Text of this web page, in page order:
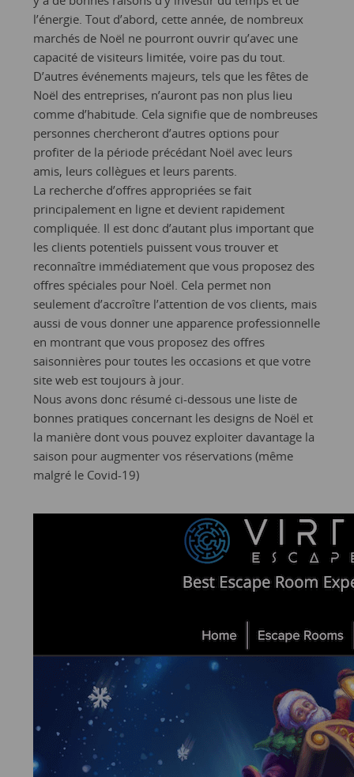
l’énergie. Tout d’abord, cette année, de nombreux
marchés de Noël ne pourront ouvrir qu’avec une
capacité de visiteurs limitée, voire pas du tout.
D’autres événements majeurs, tels que les fêtes de
Noël des entreprises, n’auront pas non plus lieu
comme d’habitude. Cela signifie que de nombreuses
personnes chercheront d’autres options pour
profiter de la période précédant Noël avec leurs
amis, leurs collègues et leurs parents.
La recherche d’offres appropriées se fait
principalement en ligne et devient rapidement
compliquée. Il est donc d’autant plus important que
les clients potentiels puissent vous trouver et
reconnaître immédiatement que vous proposez des
offres spéciales pour Noël. Cela permet non
seulement d’accroître l’attention de vos clients, mais
aussi de vous donner une apparence professionnelle
en montrant que vous proposez des offres
saisonnières pour toutes les occasions et que votre
site web est toujours à jour.
Nous avons donc résumé ci-dessous une liste de
bonnes pratiques concernant les designs de Noël et
la manière dont vous pouvez exploiter davantage la
saison pour augmenter vos réservations (même
malgré le Covid-19)